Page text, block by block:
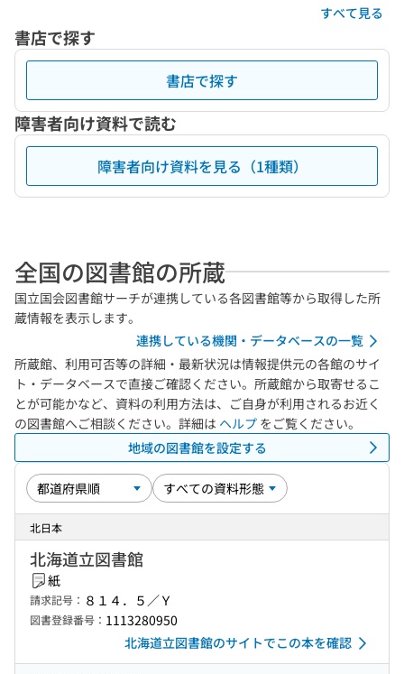
すべて見る
書店で探す
書店で探す
障害者向け資料で読む
障害者向け資料を見る（1種類）
全国の図書館の所蔵
国立国会図書館サーチが連携している各図書館等から取得した所
蔵情報を表示します。
連携している機関・データベースの一覧
所蔵館、利用可否等の詳細・最新状況は情報提供元の各館のサイ
ト・データベースで直接ご確認ください。所蔵館から取寄せるこ
とが可能かなど、資料の利用方法は、ご自身が利用されるお近く
の図書館へご相談ください。詳細は ヘルプ をご覧ください。
地域の図書館を設定する
北日本
北海道立図書館
紙
請求記号： ８１４．５／Ｙ
図書登録番号： 1113280950
北海道立図書館のサイトでこの本を確認